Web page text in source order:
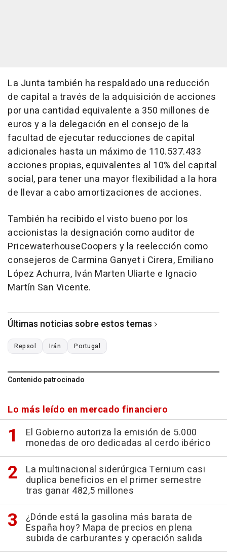
La Junta también ha respaldado una reducción
de capital a través de la adquisición de acciones
por una cantidad equivalente a 350 millones de
euros y a la delegación en el consejo de la
facultad de ejecutar reducciones de capital
adicionales hasta un máximo de 110.537.433
acciones propias, equivalentes al 10% del capital
social, para tener una mayor flexibilidad a la hora
de llevar a cabo amortizaciones de acciones.
También ha recibido el visto bueno por los
accionistas la designación como auditor de
PricewaterhouseCoopers y la reelección como
consejeros de Carmina Ganyet i Cirera, Emiliano
López Achurra, Iván Marten Uliarte e Ignacio
Martín San Vicente.
Últimas noticias sobre estos temas
Repsol Irán Portugal
Contenido patrocinado
Lo más leído en mercado financiero
El Gobierno autoriza la emisión de 5.000
monedas de oro dedicadas al cerdo ibérico
La multinacional siderúrgica Ternium casi
duplica beneficios en el primer semestre
tras ganar 482,5 millones
¿Dónde está la gasolina más barata de
España hoy? Mapa de precios en plena
subida de carburantes y operación salida